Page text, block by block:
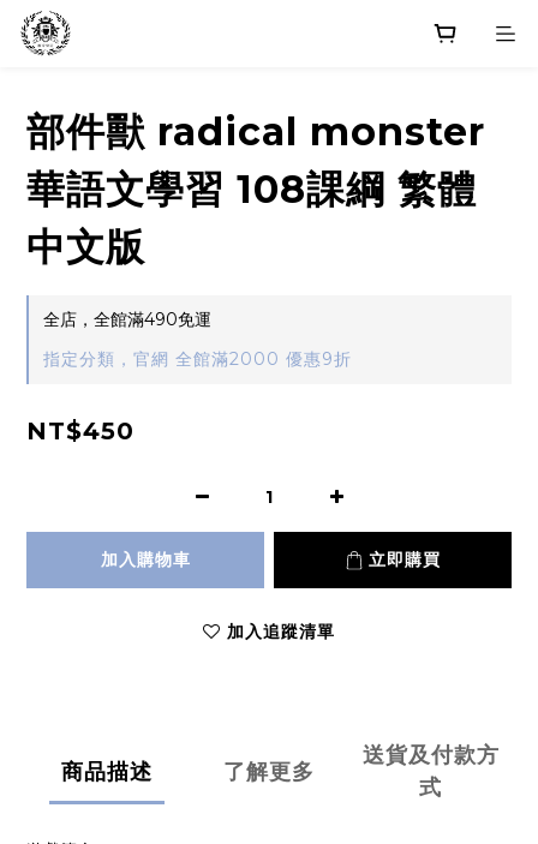
部件獸 radical monster
華語文學習 108課綱 繁體
中文版
全店，全館滿490免運
指定分類，官網 全館滿2000 優惠9折
NT$450
加入購物車 立即購買
加入追蹤清單
商品描述 了解更多
送貨及付款方
式